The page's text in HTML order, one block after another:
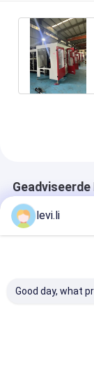
levi.li
Good day, what